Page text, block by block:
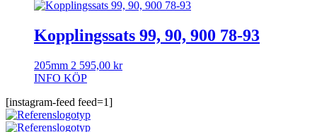
Kopplingssats 99, 90, 900 78-93
205mm 2 595,00 kr
INFO KÖP
[instagram-feed feed=1]